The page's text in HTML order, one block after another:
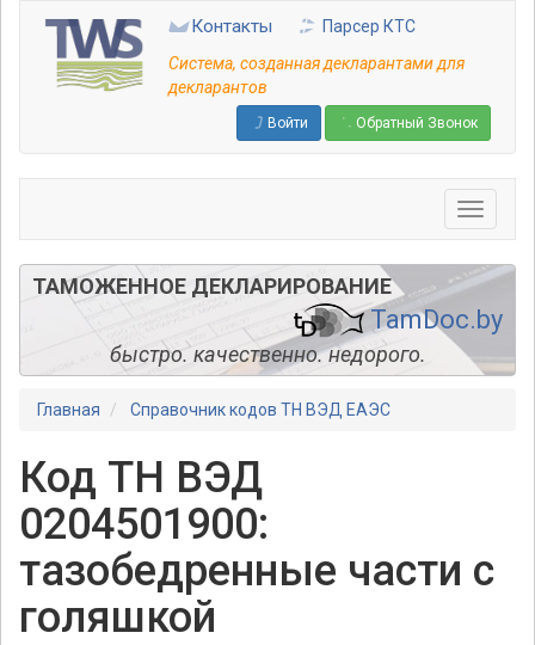
основному
содержанию
Контакты
Парсер КТС
Система, созданная декларантами для
декларантов
Войти Обратный Звонок
ТАМОЖЕННОЕ ДЕКЛАРИРОВАНИЕ
TamDoc.by
быстро. качественно. недорого.
Главная Справочник кодов ТН ВЭД ЕАЭС
Код ТН ВЭД
0204501900:
тазобедренные части с
голяшкой